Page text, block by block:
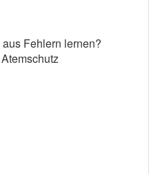
Fehlern lernen?